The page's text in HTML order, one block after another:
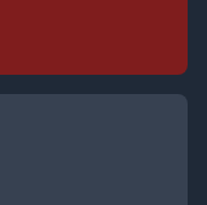
e-handel